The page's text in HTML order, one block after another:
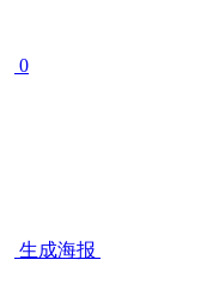
0
生成海报